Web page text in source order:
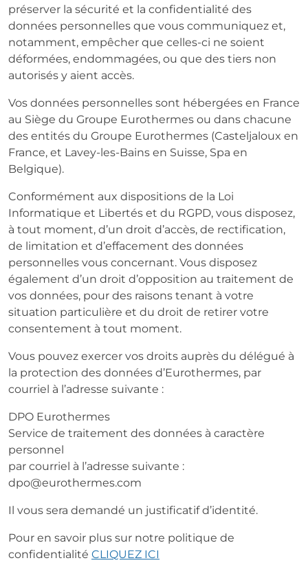
préserver la sécurité et la confidentialité des
données personnelles que vous communiquez et,
notamment, empêcher que celles-ci ne soient
déformées, endommagées, ou que des tiers non
autorisés y aient accès.
Vos données personnelles sont hébergées en France
au Siège du Groupe Eurothermes ou dans chacune
des entités du Groupe Eurothermes (Casteljaloux en
France, et Lavey-les-Bains en Suisse, Spa en
Belgique).
Conformément aux dispositions de la Loi
Informatique et Libertés et du RGPD, vous disposez,
à tout moment, d’un droit d’accès, de rectification,
de limitation et d’effacement des données
personnelles vous concernant. Vous disposez
également d’un droit d’opposition au traitement de
vos données, pour des raisons tenant à votre
situation particulière et du droit de retirer votre
consentement à tout moment.
Vous pouvez exercer vos droits auprès du délégué à
la protection des données d’Eurothermes, par
courriel à l’adresse suivante :
DPO Eurothermes
Service de traitement des données à caractère
personnel
par courriel à l’adresse suivante :
dpo@eurothermes.com
Il vous sera demandé un justificatif d’identité.
Pour en savoir plus sur notre politique de
confidentialité CLIQUEZ ICI